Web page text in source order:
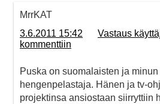
MrrKAT
3.6.2011 15:42
Vastaus
kommenttiin
Puska on suomalaisten ja
hengenpelastaja. Hänen ja tv-
projektinsa ansiostaan siirryttiin